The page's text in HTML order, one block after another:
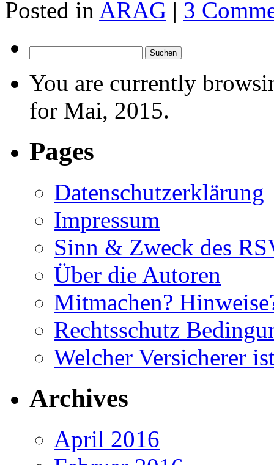
Posted in ARAG | 3
nach:
You are currently
for Mai, 2015.
Pages
Datenschutzerklärung
Impressum
Sinn & Zweck des
Über die Autoren
Mitmachen?
Rechtsschutz
Welcher Versicherer
Archives
April 2016